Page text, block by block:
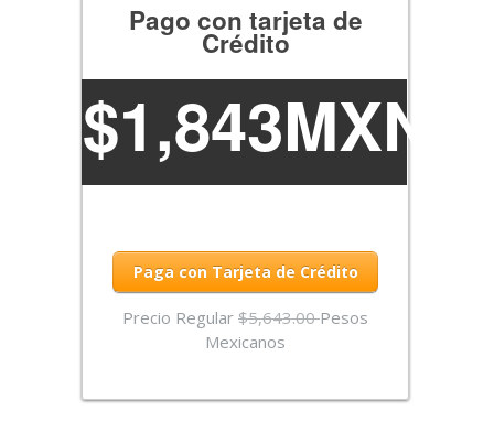
Pago con tarjeta de
Crédito
$1,843MXN
Paga con Tarjeta de Crédito
Precio Regular $5,643.00Pesos
Mexicanos